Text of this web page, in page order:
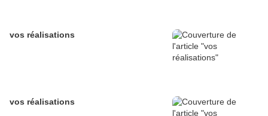
vos réalisations
vos réalisations